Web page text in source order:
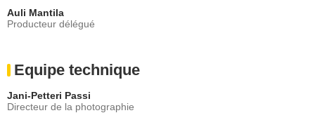
Auli Mantila
Producteur délégué
Equipe technique
Jani-Petteri Passi
Directeur de la photographie